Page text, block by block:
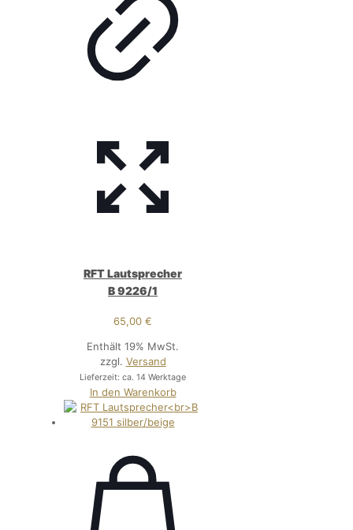
RFT Lautsprecher
B 9226/1
65,00€
Enthält 19% MwSt.
zzgl. Versand
Lieferzeit: ca. 14 Werktage
In den Warenkorb